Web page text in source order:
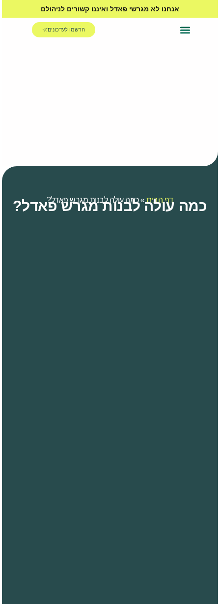
אנחנו לא מגרשי פאדל ואיננו קשורים לניהולם
הרשמו לעדכונים
דף הבית»כמה עולה לבנות מגרש פאדל?
כמה עולה לבנות מגרש פאדל?